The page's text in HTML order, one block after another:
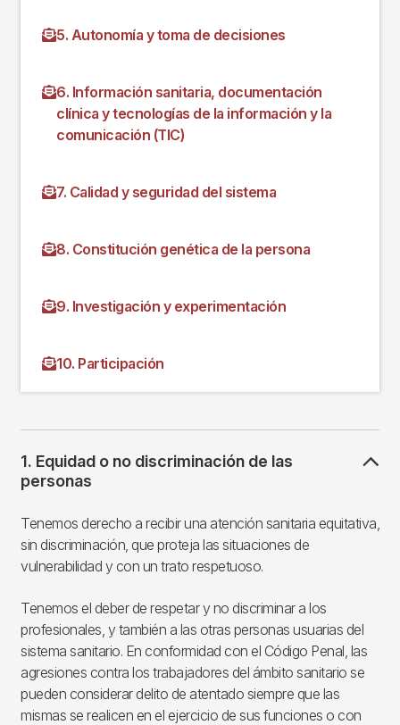
5. Autonomía y toma de decisiones
6. Información sanitaria, documentación
clínica y tecnologías de la información y la
comunicación (TIC)
7. Calidad y seguridad del sistema
8. Constitución genética de la persona
9. Investigación y experimentación
10. Participación
1. Equidad o no discriminación de las
personas
Tenemos derecho a recibir una atención sanitaria equitativa,
sin discriminación, que proteja las situaciones de
vulnerabilidad y con un trato respetuoso.
Tenemos el deber de respetar y no discriminar a los
profesionales, y también a las otras personas usuarias del
sistema sanitario. En conformidad con el Código Penal, las
agresiones contra los trabajadores del ámbito sanitario se
pueden considerar delito de atentado siempre que las
mismas se realicen en el ejercicio de sus funciones o con